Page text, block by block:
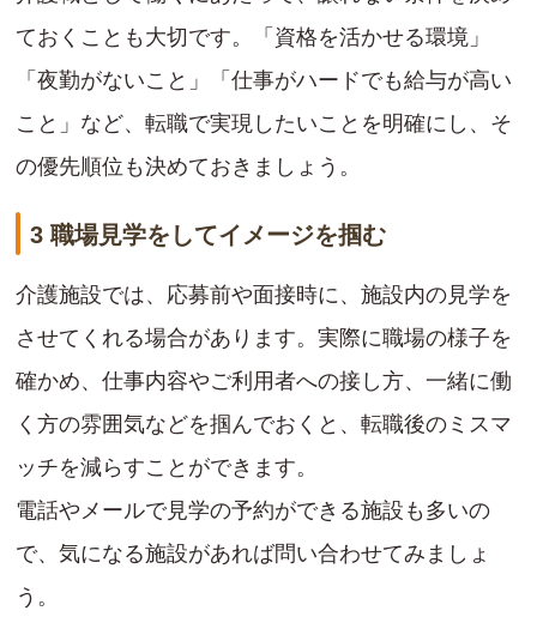
ておくことも大切です。「資格を活かせる環境」
「夜勤がないこと」「仕事がハードでも給与が高い
こと」など、転職で実現したいことを明確にし、そ
の優先順位も決めておきましょう。
3 職場見学をしてイメージを掴む
介護施設では、応募前や面接時に、施設内の見学を
させてくれる場合があります。実際に職場の様子を
確かめ、仕事内容やご利用者への接し方、一緒に働
く方の雰囲気などを掴んでおくと、転職後のミスマ
ッチを減らすことができます。
電話やメールで見学の予約ができる施設も多いの
で、気になる施設があれば問い合わせてみましょ
う。